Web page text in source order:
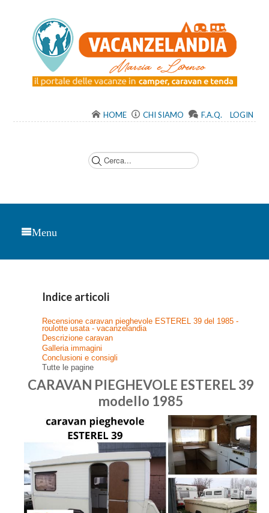
HOME CHI SIAMO F.A.Q. LOGIN
Menu
Indice articoli
Recensione caravan pieghevole ESTEREL 39 del 1985 -
roulotte usata - vacanzelandia
Descrizione caravan
Galleria immagini
Conclusioni e consigli
Tutte le pagine
CARAVAN PIEGHEVOLE ESTEREL 39
modello 1985